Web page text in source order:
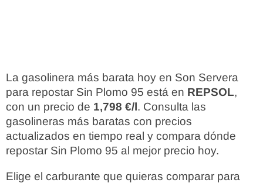
La gasolinera más barata hoy en Son Servera
para repostar Sin Plomo 95 está en REPSOL,
con un precio de 1,798 €/l. Consulta las
gasolineras más baratas con precios
actualizados en tiempo real y compara dónde
repostar Sin Plomo 95 al mejor precio hoy.
Elige el carburante que quieras comparar para